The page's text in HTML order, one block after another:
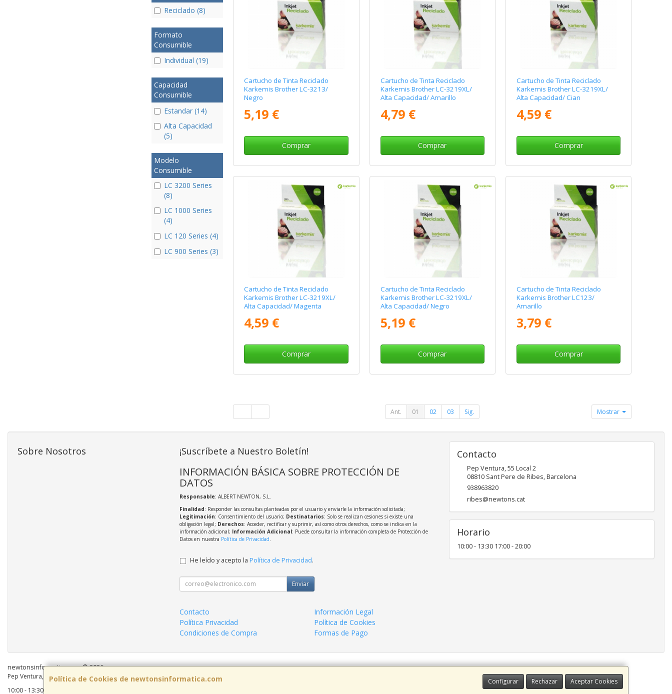
Reciclado (8)
Formato
Consumible
Individual (19)
Capacidad
Consumible
Estandar (14)
Alta Capacidad
(5)
Modelo
Consumible
LC 3200 Series
(8)
LC 1000 Series
(4)
LC 120 Series (4)
LC 900 Series (3)
Cartucho de Tinta Reciclado
Karkemis Brother LC-3213/
Negro
5,19 €
Comprar
Cartucho de Tinta Reciclado
Karkemis Brother LC-3219XL/
Alta Capacidad/ Amarillo
4,79 €
Comprar
Cartucho de Tinta Reciclado
Karkemis Brother LC-3219XL/
Alta Capacidad/ Cian
4,59 €
Comprar
Cartucho de Tinta Reciclado
Karkemis Brother LC-3219XL/
Alta Capacidad/ Magenta
4,59 €
Comprar
Cartucho de Tinta Reciclado
Karkemis Brother LC-3219XL/
Alta Capacidad/ Negro
5,19 €
Comprar
Cartucho de Tinta Reciclado
Karkemis Brother LC123/
Amarillo
3,79 €
Comprar
Ant. 01 02 03 Sig. Mostrar
Política de Cookies de newtonsinformatica.com Configurar Rechazar Aceptar Cookies
Sobre Nosotros ¡Suscríbete a Nuestro Boletín!
INFORMACIÓN BÁSICA SOBRE PROTECCIÓN DE
DATOS
Responsable: ALBERT NEWTON, S.L.
Finalidad: Responder las consultas planteadas por el usuario y enviarle la información solicitada;
Legitimación: Consentimiento del usuario; Destinatarios: Solo se realizan cesiones si existe una
obligación legal; Derechos: Acceder, rectificar y suprimir, así como otros derechos, como se indica en la
información adicional; Información Adicional: Puede consultar la información completa de Protección de
Datos en nuestra Política de Privacidad
He leído y acepto la Política de Privacidad.
Enviar
Contacto
Información Legal
Política Privacidad
Política de Cookies
Condiciones de Compra
Formas de Pago
Contacto
Pep Ventura, 55 Local 2
08810 Sant Pere de Ribes,Barcelona
938963820
ribes@newtons.cat
Horario
10:00 - 13:30 17:00 - 20:00
newtonsinformatica.com © 2026
Pep Ventura, 55 Local 2, 08810, Barcelona, España. - C.I.F.: B59883041 - Tel: 938963820
10:00 - 13:30